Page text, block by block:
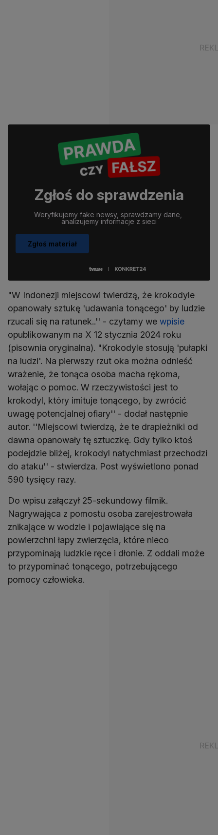
Zgłoś do sprawdzenia
Weryfikujemy fake newsy, sprawdzamy dane,
analizujemy informacje z sieci
Zgłoś materiał
"W Indonezji miejscowi twierdzą, że krokodyle
opanowały sztukę 'udawania tonącego' by ludzie
rzucali się na ratunek..'' - czytamy we wpisie
opublikowanym na X 12 stycznia 2024 roku
(pisownia oryginalna). "Krokodyle stosują 'pułapki
na ludzi'. Na pierwszy rzut oka można odnieść
wrażenie, że tonąca osoba macha rękoma,
wołając o pomoc. W rzeczywistości jest to
krokodyl, który imituje tonącego, by zwrócić
uwagę potencjalnej ofiary'' - dodał następnie
autor. ''Miejscowi twierdzą, że te drapieżniki od
dawna opanowały tę sztuczkę. Gdy tylko ktoś
podejdzie bliżej, krokodyl natychmiast przechodzi
do ataku'' - stwierdza. Post wyświetlono ponad
590 tysięcy razy.
Do wpisu załączył 25-sekundowy filmik.
Nagrywająca z pomostu osoba zarejestrowała
znikające w wodzie i pojawiające się na
powierzchni łapy zwierzęcia, które nieco
przypominają ludzkie ręce i dłonie. Z oddali może
to przypominać tonącego, potrzebującego
pomocy człowieka.